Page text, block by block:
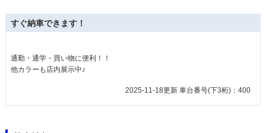
すぐ納車できます！
通勤・通学・買い物に便利！！
他カラーも店内展示中♪
2025-11-18更新 車台番号(下3桁)：400